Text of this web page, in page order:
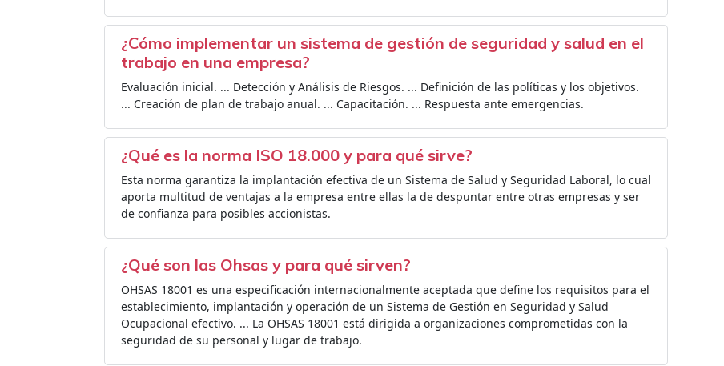
¿Cómo implementar un sistema de gestión de seguridad y salud en el
trabajo en una empresa?
Evaluación inicial. ... Detección y Análisis de Riesgos. ... Definición de las políticas y los objetivos.
... Creación de plan de trabajo anual. ... Capacitación. ... Respuesta ante emergencias.
¿Qué es la norma ISO 18.000 y para qué sirve?
Esta norma garantiza la implantación efectiva de un Sistema de Salud y Seguridad Laboral, lo cual
aporta multitud de ventajas a la empresa entre ellas la de despuntar entre otras empresas y ser
de confianza para posibles accionistas.
¿Qué son las Ohsas y para qué sirven?
OHSAS 18001 es una especificación internacionalmente aceptada que define los requisitos para el
establecimiento, implantación y operación de un Sistema de Gestión en Seguridad y Salud
Ocupacional efectivo. ... La OHSAS 18001 está dirigida a organizaciones comprometidas con la
seguridad de su personal y lugar de trabajo.